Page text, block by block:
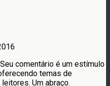
comentário é um estímulo
temas de
Um abraço.